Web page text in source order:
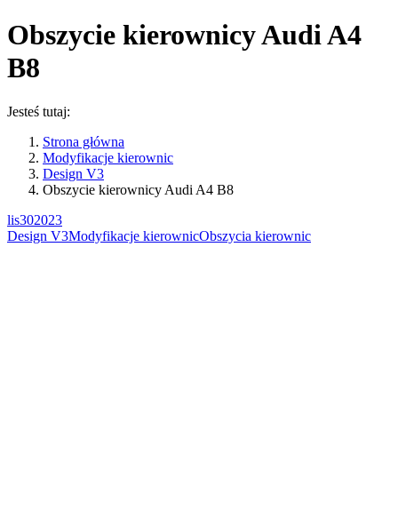
Obszycie kierownicy Audi A4
B8
Jesteś tutaj:
Strona główna
Modyfikacje kierownic
Design V3
Obszycie kierownicy Audi A4 B8
lis302023
Design V3Modyfikacje kierownicObszycia kierownic